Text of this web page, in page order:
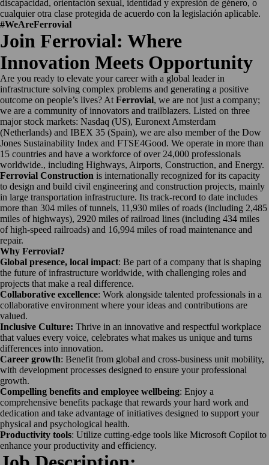
discapacidad, orientación sexual, identidad y expresión de género, o
cualquier otra clase protegida de acuerdo con la legislación aplicable.
#WeAreFerrovial
Join Ferrovial: Where
Innovation Meets Opportunity
Are you ready to elevate your career with a global leader in
infrastructure solving complex problems and generating a positive
outcome on people’s lives? At Ferrovial, we are not just a company;
we are a community of innovators and trailblazers. Listed on three
major stock markets: Nasdaq (US), Euronext Amsterdam
(Netherlands) and IBEX 35 (Spain), we are also member of the Dow
Jones Sustainability Index and FTSE4Good. We operate in more than
15 countries and have a workforce of over 24,000 professionals
worldwide., including Highways, Airports, Construction, and Energy.
Ferrovial Construction is internationally recognized for its capacity
to design and build civil engineering and construction projects, mainly
in large transportation infrastructure. Its track-record to date includes
more than 304 miles of tunnels, 11,930 miles of roads (including 2,485
miles of highways), 2920 miles of railroad lines (including 434 miles
of high-speed railroads) and 16,994 miles of road maintenance and
repair.
Why Ferrovial?
Global presence, local impact: Be part of a company that is shaping
the future of infrastructure worldwide, with challenging roles and
projects that make a real difference.
Collaborative excellence: Work alongside talented professionals in a
collaborative environment where your ideas and contributions are
valued.
Inclusive Culture: Thrive in an innovative and respectful workplace
that values every voice, celebrates what makes us unique and turns
differences into innovation.
Career growth: Benefit from global and cross-business unit mobility,
with development processes designed to ensure your professional
growth.
Compelling benefits and employee wellbeing: Enjoy a
comprehensive benefits package that rewards your hard work and
dedication and take advantage of initiatives designed to support your
physical and psychological health.
Productivity tools: Utilize cutting-edge tools like Microsoft Copilot to
enhance your productivity and efficiency.